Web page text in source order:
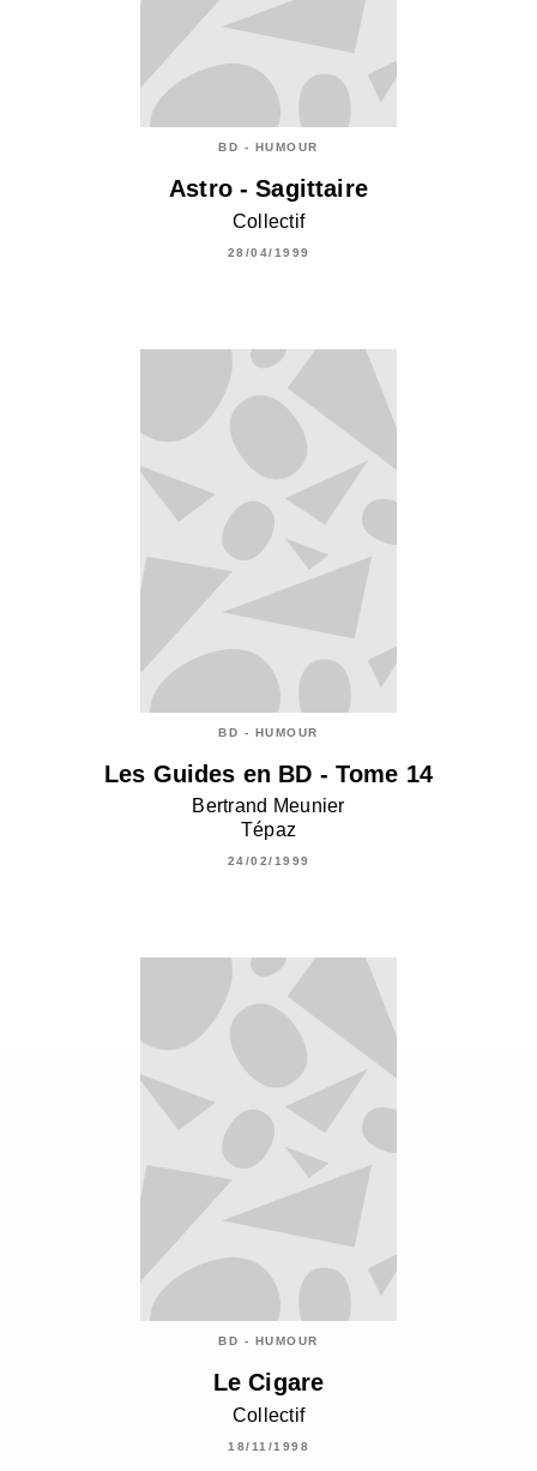
BD - HUMOUR
Astro - Sagittaire
Collectif
28/04/1999
BD - HUMOUR
Les Guides en BD - Tome 14
Bertrand Meunier
Tépaz
24/02/1999
BD - HUMOUR
Le Cigare
Collectif
18/11/1998